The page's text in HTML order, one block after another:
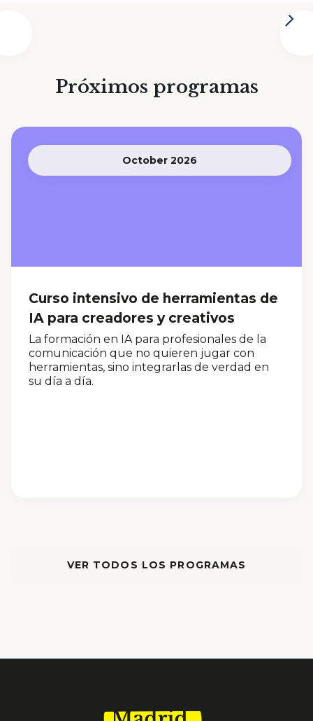
Próximos programas
October 2026
Curso intensivo de herramientas de
IA para creadores y creativos
La formación en IA para profesionales de la
comunicación que no quieren jugar con
herramientas, sino integrarlas de verdad en
su día a día.
VER TODOS LOS PROGRAMAS